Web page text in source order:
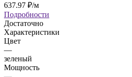
637.97 ₽/м
Подробности
Достаточно
Характеристики
Цвет
—
зеленый
Мощность